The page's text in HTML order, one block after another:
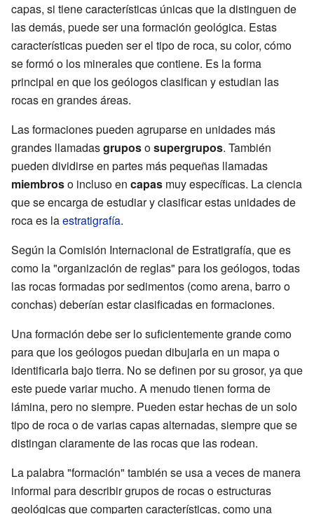
capas, si tiene características únicas que la distinguen de
las demás, puede ser una formación geológica. Estas
características pueden ser el tipo de roca, su color, cómo
se formó o los minerales que contiene. Es la forma
principal en que los geólogos clasifican y estudian las
rocas en grandes áreas.
Las formaciones pueden agruparse en unidades más
grandes llamadasgrupososupergrupos. También
pueden dividirse en partes más pequeñas llamadas
miembroso incluso en capas muy específicas. La ciencia
que se encarga de estudiar y clasificar estas unidades de
roca es laestratigrafía.
Según la Comisión Internacional de Estratigrafía, que es
como la "organización de reglas" para los geólogos, todas
las rocas formadas por sedimentos (como arena, barro o
conchas) deberían estar clasificadas en formaciones.
Una formación debe ser lo suficientemente grande como
para que los geólogos puedan dibujarla en un mapa o
identificarla bajo tierra. No se definen por su grosor, ya que
este puede variar mucho. A menudo tienen forma de
lámina, pero no siempre. Pueden estar hechas de un solo
tipo de roca o de varias capas alternadas, siempre que se
distingan claramente de las rocas que las rodean.
La palabra "formación" también se usa a veces de manera
informal para describir grupos de rocas o estructuras
geológicas que comparten características, como una